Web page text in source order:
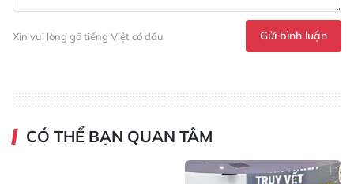
Xin vui lòng gõ tiếng Việt có dấu Gửi bình luận
CÓ THỂ BẠN QUAN TÂM